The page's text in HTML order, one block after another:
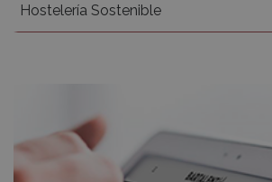
Hostelería Sostenible